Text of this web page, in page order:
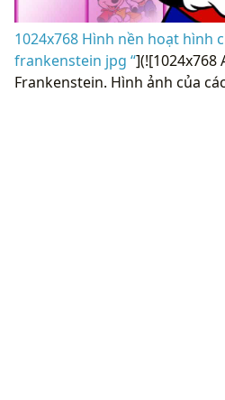
1024x768 Hình nền hoạt hình
frankenstein jpg “](![1024x768
Frankenstein. Hình ảnh của